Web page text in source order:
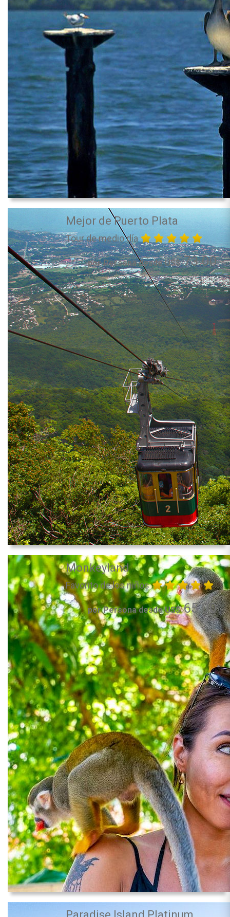
Mejor de Puerto Plata
Tour de medio día
por Persona desde US$73.00
Monkeyland
Favorito de los niños
por Persona desde US$65.00